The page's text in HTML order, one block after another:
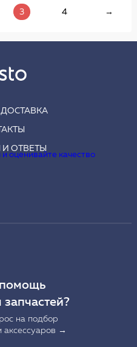
3 4 →
ОТВЕТЫ
на подбор
аксессуаров →